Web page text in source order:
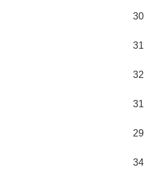
30
31
32
31
29
34